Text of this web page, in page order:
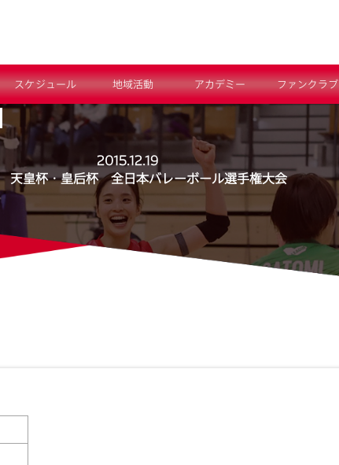
スケジュール 地域活動 アカデミー ファンクラブ
2015.12.19
皇杯・皇后杯 全日本バレーボール選手権大会